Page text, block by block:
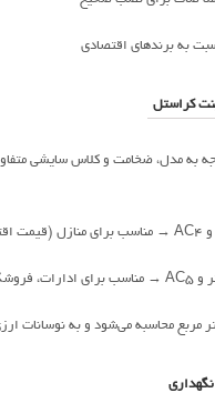
به برندهای اقتصادی
کراستل
به مدل، ضخامت و کلاس سایشی
مربع محاسبه می‌شود و به نوسانات